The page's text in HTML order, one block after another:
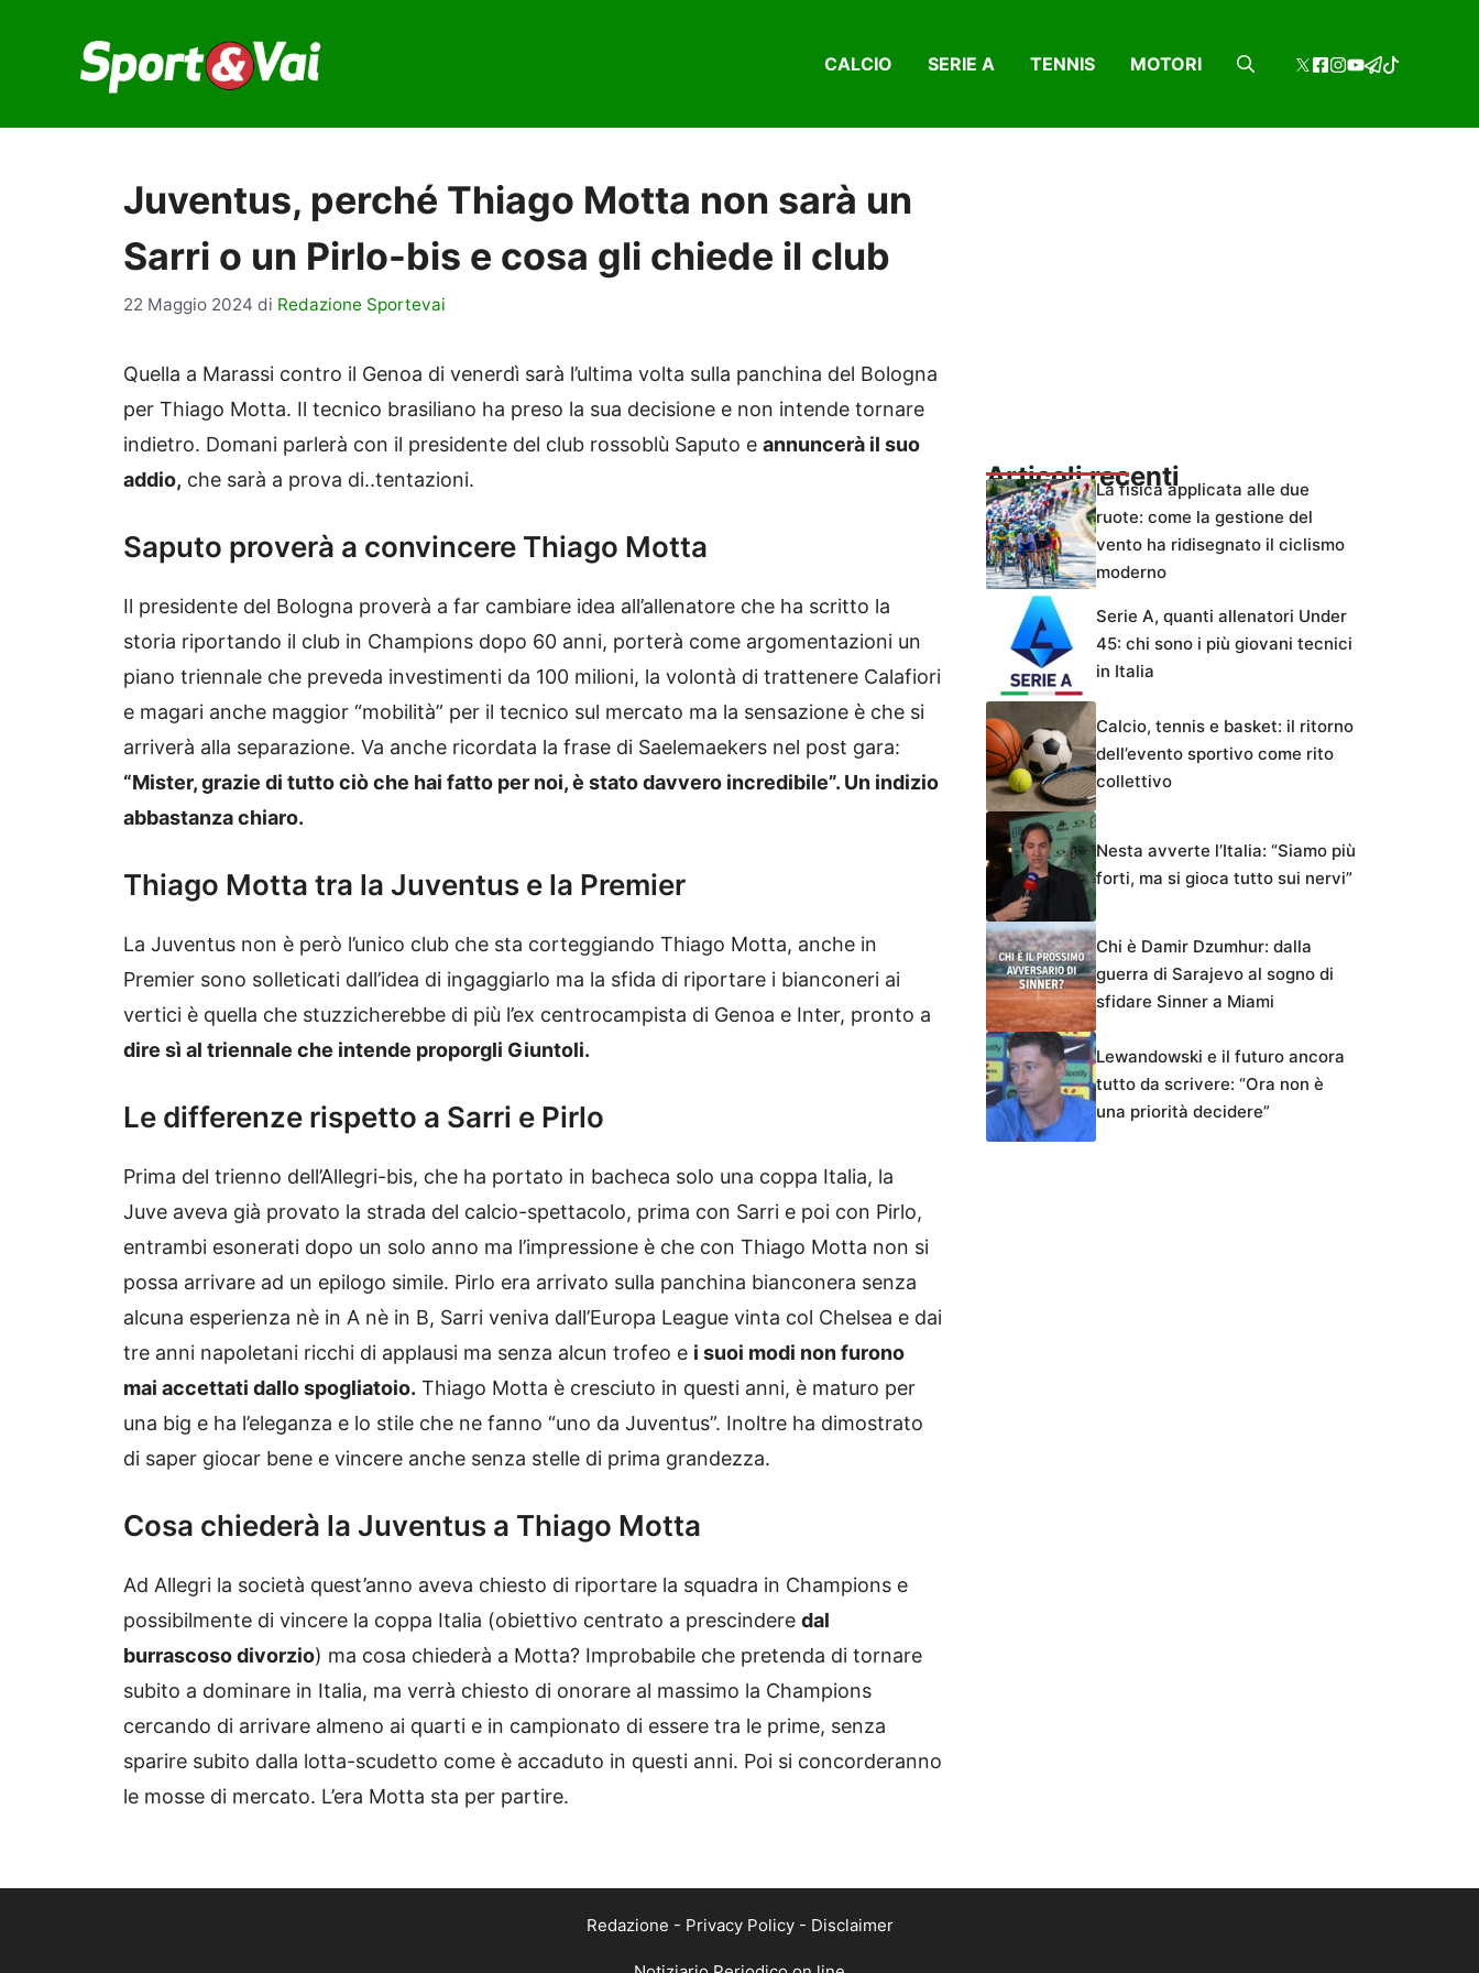
contenuto
CALCIO SERIE A TENNIS MOTORI
Juventus, perché Thiago Motta non sarà un
Sarri o un Pirlo-bis e cosa gli chiede il club
22 Maggio 2024 di Redazione Sportevai
Quella a Marassi contro il Genoa di venerdì sarà l’ultima volta sulla panchina del Bologna
per Thiago Motta. Il tecnico brasiliano ha preso la sua decisione e non intende tornare
indietro. Domani parlerà con il presidente del club rossoblù Saputo e annuncerà il suo
addio, che sarà a prova di..tentazioni.
Saputo proverà a convincere Thiago Motta
Il presidente del Bologna proverà a far cambiare idea all’allenatore che ha scritto la
storia riportando il club in Champions dopo 60 anni, porterà come argomentazioni un
piano triennale che preveda investimenti da 100 milioni, la volontà di trattenere Calafiori
e magari anche maggior “mobilità” per il tecnico sul mercato ma la sensazione è che si
arriverà alla separazione. Va anche ricordata la frase di Saelemaekers nel post gara:
“Mister, grazie di tutto ciò che hai fatto per noi, è stato davvero incredibile”. Un indizio
abbastanza chiaro.
Thiago Motta tra la Juventus e la Premier
La Juventus non è però l’unico club che sta corteggiando Thiago Motta, anche in
Premier sono solleticati dall’idea di ingaggiarlo ma la sfida di riportare i bianconeri ai
vertici è quella che stuzzicherebbe di più l’ex centrocampista di Genoa e Inter, pronto a
dire sì al triennale che intende proporgli Giuntoli.
Le differenze rispetto a Sarri e Pirlo
Prima del trienno dell’Allegri-bis, che ha portato in bacheca solo una coppa Italia, la
Juve aveva già provato la strada del calcio-spettacolo, prima con Sarri e poi con Pirlo,
entrambi esonerati dopo un solo anno ma l’impressione è che con Thiago Motta non si
possa arrivare ad un epilogo simile. Pirlo era arrivato sulla panchina bianconera senza
alcuna esperienza nè in A nè in B, Sarri veniva dall’Europa League vinta col Chelsea e dai
tre anni napoletani ricchi di applausi ma senza alcun trofeo e i suoi modi non furono
mai accettati dallo spogliatoio. Thiago Motta è cresciuto in questi anni, è maturo per
una big e ha l’eleganza e lo stile che ne fanno “uno da Juventus”. Inoltre ha dimostrato
di saper giocar bene e vincere anche senza stelle di prima grandezza.
Cosa chiederà la Juventus a Thiago Motta
Ad Allegri la società quest’anno aveva chiesto di riportare la squadra in Champions e
possibilmente di vincere la coppa Italia (obiettivo centrato a prescindere dal
burrascoso divorzio) ma cosa chiederà a Motta? Improbabile che pretenda di tornare
subito a dominare in Italia, ma verrà chiesto di onorare al massimo la Champions
cercando di arrivare almeno ai quarti e in campionato di essere tra le prime, senza
sparire subito dalla lotta-scudetto come è accaduto in questi anni. Poi si concorderanno
le mosse di mercato. L’era Motta sta per partire.
Articoli recentiLa fisica applicata alle due
ruote: come la gestione del
vento ha ridisegnato il ciclismo
moderno
Serie A, quanti allenatori Under
45: chi sono i più giovani tecnici
in Italia
Calcio, tennis e basket: il ritorno
dell’evento sportivo come rito
collettivo
Nesta avverte l’Italia: “Siamo più
forti, ma si gioca tutto sui nervi”
Chi è Damir Dzumhur: dalla
guerra di Sarajevo al sogno di
sfidare Sinner a Miami
Lewandowski e il futuro ancora
tutto da scrivere: “Ora non è
una priorità decidere”
Redazione - Privacy Policy- Disclaimer